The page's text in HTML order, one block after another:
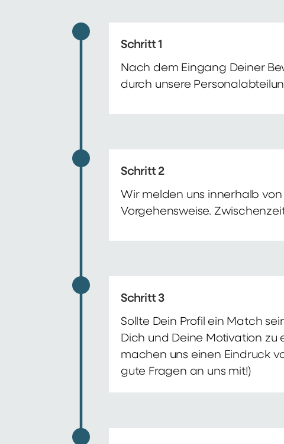
Schritt 1
Nach dem Eingang Deiner
durch unsere
Schritt 2
Wir melden uns innerhalb
Vorgehensweise.
Schritt 3
Sollte Dein Profil ein Match
Dich und Deine Motivation
machen uns einen Eindruck
gute Fragen an uns mit!)